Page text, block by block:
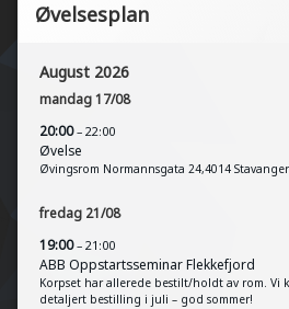
Øvelsesplan
August 2026
mandag17/08
20:00– 22:00
Øvelse
Øvingsrom Normannsgata 24,4014 Stavanger
fredag 21/08
19:00– 21:00
ABB Oppstartsseminar Flekkefjord
Korpset har allerede bestilt/holdt av rom. Vi
detaljert bestilling i juli – god sommer!